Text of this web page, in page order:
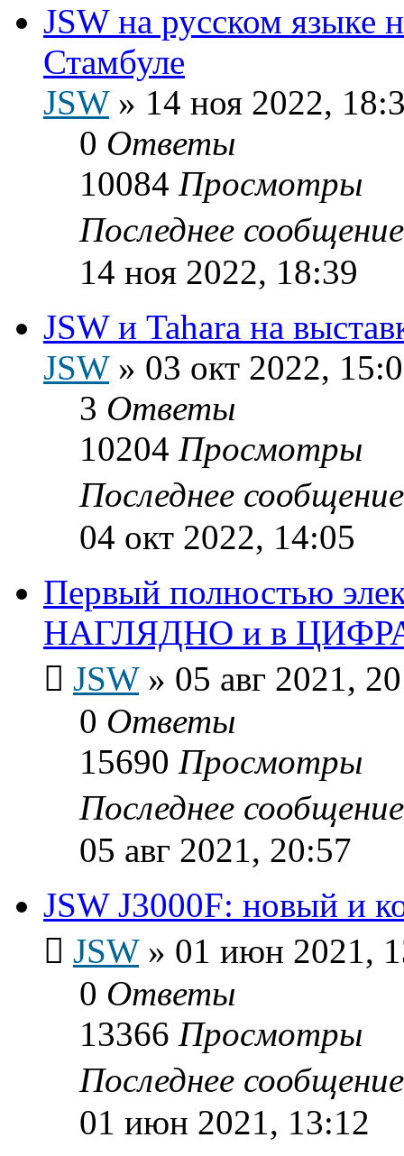
JSW на русском языке
Стамбуле
JSW» 14 ноя 2022,
0 Ответы
10084 Просмотры
Последнее
14 ноя 2022, 18:39
JSW и Tahara на
JSW» 03 окт 2022,
3 Ответы
10204 Просмотры
Последнее
04 окт 2022, 14:05
Первый полностью
НАГЛЯДНО и в
JSW» 05 авг 2021,
0 Ответы
15690 Просмотры
Последнее
05 авг 2021, 20:57
JSW J3000F: новый и
JSW» 01 июн 2021,
0 Ответы
13366 Просмотры
Последнее
01 июн 2021, 13:12